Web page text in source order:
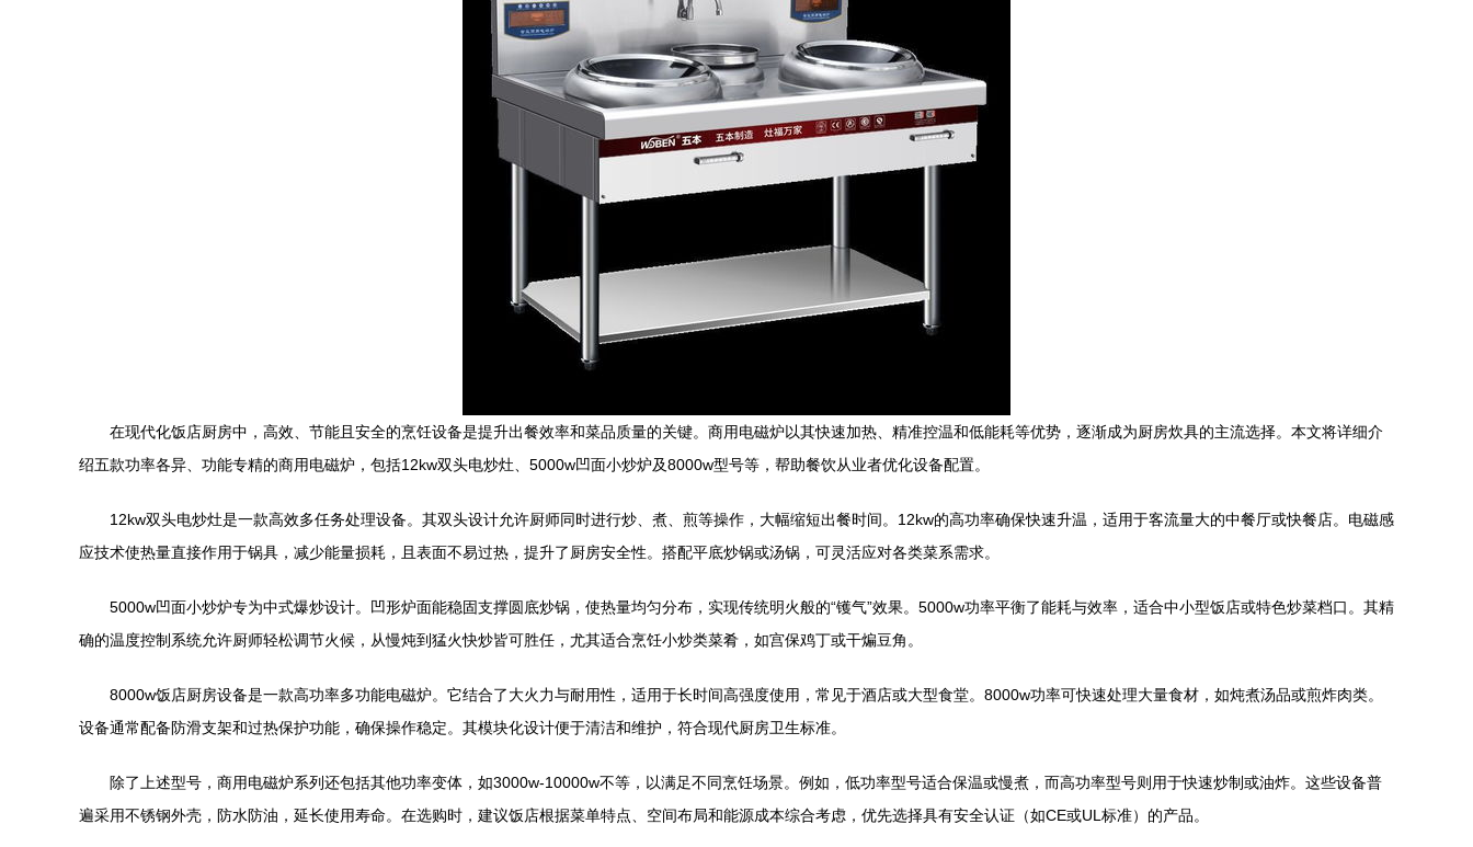
在现代化饭店厨房中，高效、节能且安全的烹饪设备是提升出餐效率和菜品质量的关键。商用电磁炉以其快速加热、精准控温和低能耗等优势，逐渐成为厨房炊具的主流选择。本文将详细介
绍五款功率各异、功能专精的商用电磁炉，包括12kw双头电炒灶、5000w凹面小炒炉及8000w型号等，帮助餐饮从业者优化设备配置。
12kw双头电炒灶是一款高效多任务处理设备。其双头设计允许厨师同时进行炒、煮、煎等操作，大幅缩短出餐时间。12kw的高功率确保快速升温，适用于客流量大的中餐厅或快餐店。电磁感
应技术使热量直接作用于锅具，减少能量损耗，且表面不易过热，提升了厨房安全性。搭配平底炒锅或汤锅，可灵活应对各类菜系需求。
5000w凹面小炒炉专为中式爆炒设计。凹形炉面能稳固支撑圆底炒锅，使热量均匀分布，实现传统明火般的“镬气”效果。5000w功率平衡了能耗与效率，适合中小型饭店或特色炒菜档口。其精
确的温度控制系统允许厨师轻松调节火候，从慢炖到猛火快炒皆可胜任，尤其适合烹饪小炒类菜肴，如宫保鸡丁或干煸豆角。
8000w饭店厨房设备是一款高功率多功能电磁炉。它结合了大火力与耐用性，适用于长时间高强度使用，常见于酒店或大型食堂。8000w功率可快速处理大量食材，如炖煮汤品或煎炸肉类。
设备通常配备防滑支架和过热保护功能，确保操作稳定。其模块化设计便于清洁和维护，符合现代厨房卫生标准。
除了上述型号，商用电磁炉系列还包括其他功率变体，如3000w-10000w不等，以满足不同烹饪场景。例如，低功率型号适合保温或慢煮，而高功率型号则用于快速炒制或油炸。这些设备普
遍采用不锈钢外壳，防水防油，延长使用寿命。在选购时，建议饭店根据菜单特点、空间布局和能源成本综合考虑，优先选择具有安全认证（如CE或UL标准）的产品。